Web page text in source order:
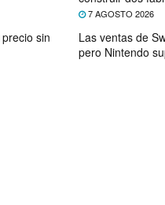
7 AGOSTO 2026
sin
Las ventas de
pero Nintendo